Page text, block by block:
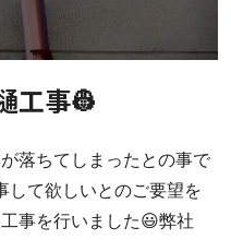
工事👷
落ちてしまったとの事で
して欲しいとのご要望を
事を行いました😃弊社